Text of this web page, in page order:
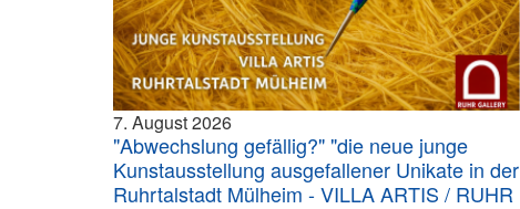
7. August 2026
"Abwechslung gefällig?" "die neue junge
Kunstausstellung ausgefallener Unikate in der
Ruhrtalstadt Mülheim - VILLA ARTIS / RUHR